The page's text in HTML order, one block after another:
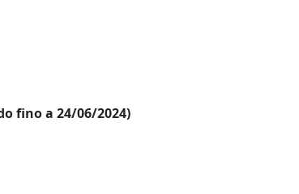
fino a 24/06/2024)